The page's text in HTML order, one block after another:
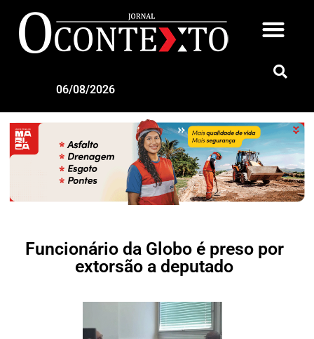
06/08/2026
Funcionário da Globo é preso por
extorsão a deputado